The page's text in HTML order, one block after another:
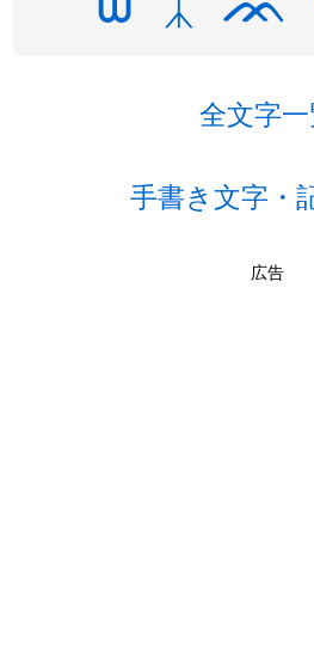
全文字一
手書き文字・
広告